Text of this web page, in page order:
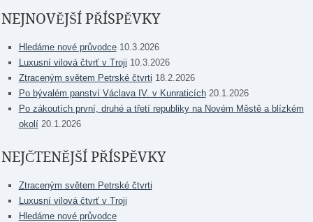
NEJNOVĚJŠÍ PŘÍSPĚVKY
Hledáme nové průvodce 10.3.2026
Luxusní vilová čtvrť v Troji 10.3.2026
Ztraceným světem Petrské čtvrti 18.2.2026
Po bývalém panství Václava IV. v Kunraticích 20.1.2026
Po zákoutích první, druhé a třetí republiky na Novém Městě a blízkém
okolí 20.1.2026
NEJČTENĚJŠÍ PŘÍSPĚVKY
Ztraceným světem Petrské čtvrti
Luxusní vilová čtvrť v Troji
Hledáme nové průvodce